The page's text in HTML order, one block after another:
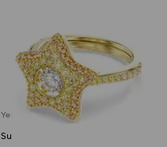
Yeni
Sublima Yüzük